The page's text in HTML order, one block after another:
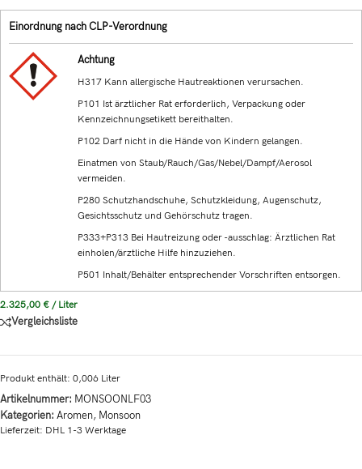
Einordnung nach CLP-Verordnung
Achtung
H317 Kann allergische Hautreaktionen verursachen.
P101 Ist ärztlicher Rat erforderlich, Verpackung oder
Kennzeichnungsetikett bereithalten.
P102 Darf nicht in die Hände von Kindern gelangen.
Einatmen von Staub/Rauch/Gas/Nebel/Dampf/Aerosol
vermeiden.
P280 Schutzhandschuhe, Schutzkleidung, Augenschutz,
Gesichtsschutz und Gehörschutz tragen.
P333+P313 Bei Hautreizung oder -ausschlag: Ärztlichen Rat
einholen/ärztliche Hilfe hinzuziehen.
P501 Inhalt/Behälter entsprechender Vorschriften entsorgen.
2.325,00 € / Liter
Vergleichsliste
Produkt enthält: 0,006 Liter
Artikelnummer: MONSOONLF03
Kategorien: Aromen, Monsoon
Lieferzeit: DHL 1-3 Werktage